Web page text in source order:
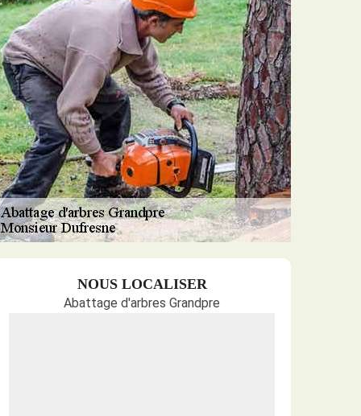
NOUS LOCALISER
Abattage d'arbres Grandpre